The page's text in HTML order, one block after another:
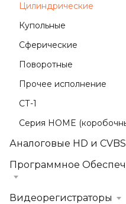
Цилиндрические
Купольные
Сферические
Поворотные
Прочее исполнение
СТ-1
Серия HOME
Аналоговые HD и
Программное
Видеорегистраторы